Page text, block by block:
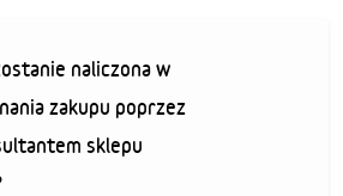
naliczona w
zakupu poprzez
sklepu